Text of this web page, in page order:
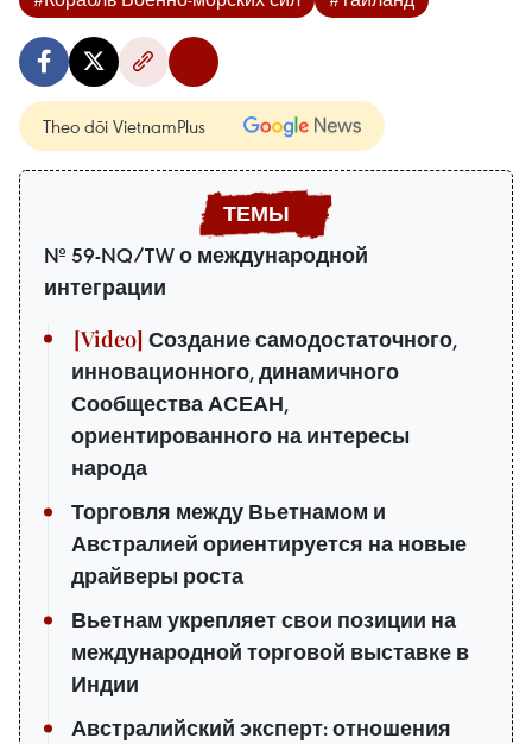
Theo dõi VietnamPlus
№ 59-NQ/TW о международной
интеграции
Создание самодостаточного,
инновационного, динамичного
Сообщества АСЕАН,
ориентированного на интересы
народа
Торговля между Вьетнамом и
Австралией ориентируется на новые
драйверы роста
Вьетнам укрепляет свои позиции на
международной торговой выставке в
Индии
Австралийский эксперт: отношения